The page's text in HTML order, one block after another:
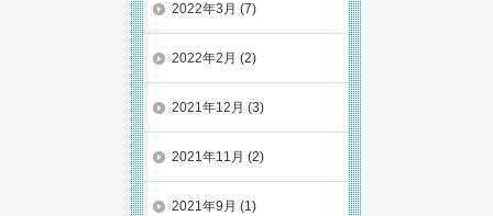
2022年3月 (7)
2022年2月 (2)
2021年12月 (3)
2021年11月 (2)
2021年9月 (1)